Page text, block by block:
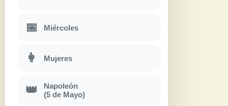
📅 Miércoles
👩 Mujeres
👑
Napoleón
(5 de Mayo)